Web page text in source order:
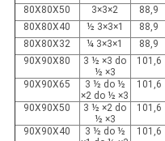
80X80X50
3×3×2 88,9
80X80X40
½ 3×3×1 88,9
80X80X32
¼ 3×3×1 88,9
90X90X80
3 ½ ×3 do
½ ×3
101,6
90X90X65
3 ½ do ½
×2 do ½ ×3
101,6
90X90X50
3 ½ ×2 do
½ ×3
101,6
90X90X40
3 ½ do ½
101,6